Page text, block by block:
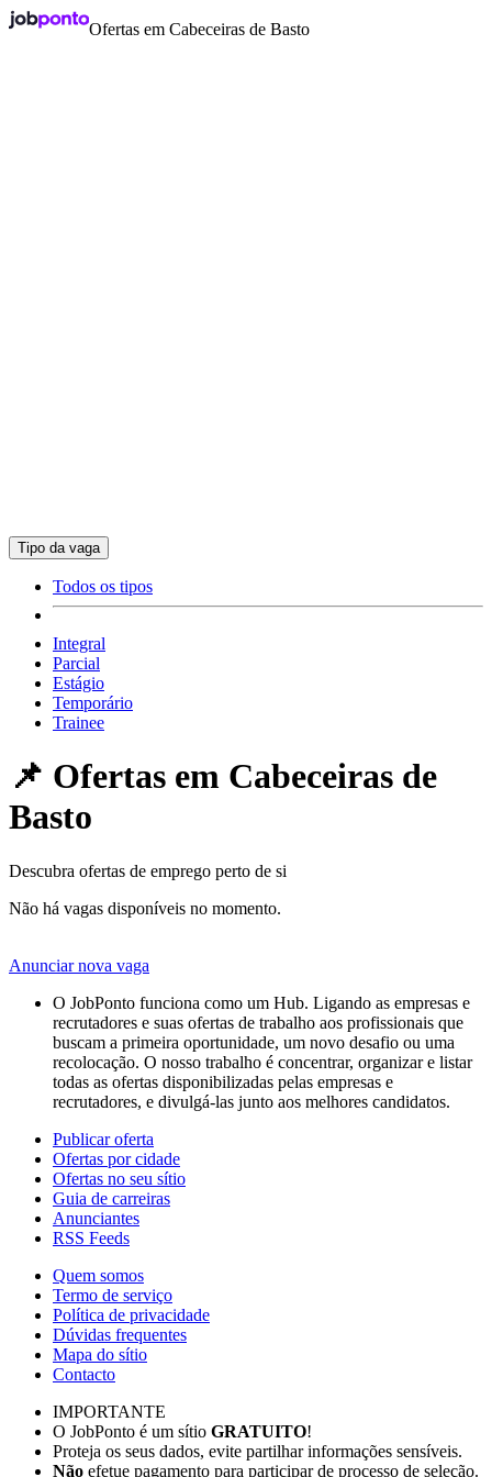
Ofertas em Cabeceiras de Basto
Tipo da vaga
Todos os tipos
Integral
Parcial
Estágio
Temporário
Trainee
📌 Ofertas em Cabeceiras de
Basto
Descubra ofertas de emprego perto de si
Não há vagas disponíveis no momento.
Anunciar nova vaga
O JobPonto funciona como um Hub. Ligando as empresas e
recrutadores e suas ofertas de trabalho aos profissionais que
buscam a primeira oportunidade, um novo desafio ou uma
recolocação. O nosso trabalho é concentrar, organizar e listar
todas as ofertas disponibilizadas pelas empresas e
recrutadores, e divulgá-las junto aos melhores candidatos.
Publicar oferta
Ofertas por cidade
Ofertas no seu sítio
Guia de carreiras
Anunciantes
RSS Feeds
Quem somos
Termo de serviço
Política de privacidade
Dúvidas frequentes
Mapa do sítio
Contacto
IMPORTANTE
O JobPonto é um sítio GRATUITO!
Proteja os seus dados, evite partilhar informações sensíveis.
Não efetue pagamento para participar de processo de seleção.